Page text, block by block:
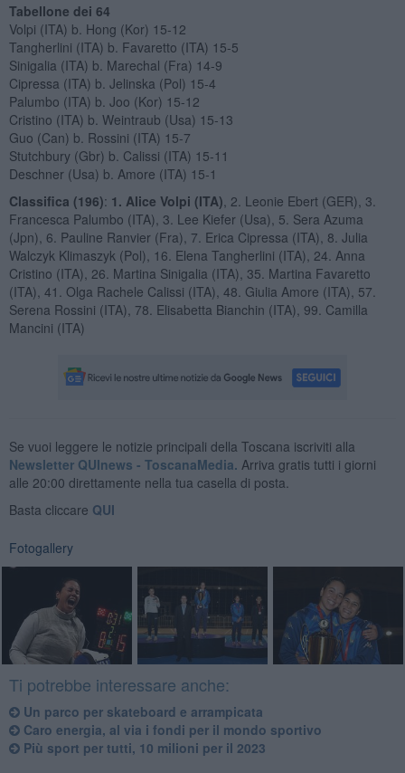
Tabellone dei 64
Volpi (ITA) b. Hong (Kor) 15-12
Tangherlini (ITA) b. Favaretto (ITA) 15-5
Sinigalia (ITA) b. Marechal (Fra) 14-9
Cipressa (ITA) b. Jelinska (Pol) 15-4
Palumbo (ITA) b. Joo (Kor) 15-12
Cristino (ITA) b. Weintraub (Usa) 15-13
Guo (Can) b. Rossini (ITA) 15-7
Stutchbury (Gbr) b. Calissi (ITA) 15-11
Deschner (Usa) b. Amore (ITA) 15-1
Classifica (196): 1. Alice Volpi (ITA) , 2. Leonie Ebert (GER), 3.
Francesca Palumbo (ITA), 3. Lee Kiefer (Usa), 5. Sera Azuma
(Jpn), 6. Pauline Ranvier (Fra), 7. Erica Cipressa (ITA), 8. Julia
Walczyk Klimaszyk (Pol), 16. Elena Tangherlini (ITA), 24. Anna
Cristino (ITA), 26. Martina Sinigalia (ITA), 35. Martina Favaretto
(ITA), 41. Olga Rachele Calissi (ITA), 48. Giulia Amore (ITA), 57.
Serena Rossini (ITA), 78. Elisabetta Bianchin (ITA), 99. Camilla
Mancini (ITA)
Se vuoi leggere le notizie principali della Toscana iscriviti alla
Newsletter QUInews - ToscanaMedia. Arriva gratis tutti i giorni
alle 20:00 direttamente nella tua casella di posta.
Basta cliccare QUI
Fotogallery
Ti potrebbe interessare anche:
Un parco per skateboard e arrampicata
Caro energia, al via i fondi per il mondo sportivo
Più sport per tutti, 10 milioni per il 2023